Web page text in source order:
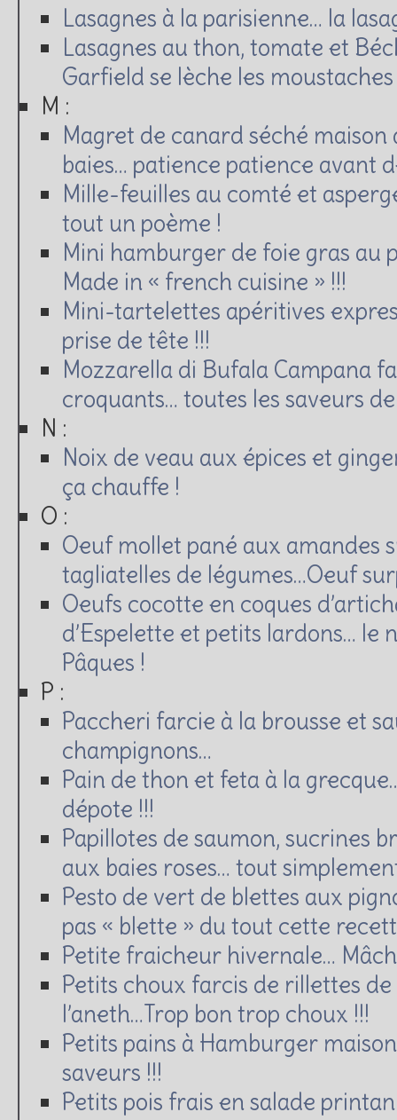
Lasagnes à la parisienne… la
Lasagnes au thon, tomate et
Garfield se lèche les moustaches
M :
Magret de canard séché
baies… patience patience avant
Mille-feuilles au comté et
tout un poème !
Mini hamburger de foie gras au
Made in « french cuisine » !!!
Mini-tartelettes apéritives
prise de tête !!!
Mozzarella di Bufala Campana
croquants… toutes les saveurs de
N :
Noix de veau aux épices et
ça chauffe !
O :
Oeuf mollet pané aux amandes
tagliatelles de légumes…Oeuf
Oeufs cocotte en coques
d’Espelette et petits lardons… le
Pâques !
P :
Paccheri farcie à la brousse et
champignons…
Pain de thon et feta à la
dépote !!!
Papillotes de saumon, sucrines
aux baies roses… tout
Pesto de vert de blettes aux
pas « blette » du tout cette
Petite fraicheur hivernale…
Petits choux farcis de rillettes
l’aneth…Trop bon trop choux !!!
Petits pains à Hamburger
saveurs !!!
Petits pois frais en salade